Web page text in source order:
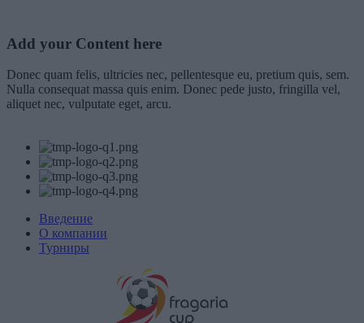
Add your Content here
Donec quam felis, ultricies nec, pellentesque eu, pretium quis, sem.
Nulla consequat massa quis enim. Donec pede justo, fringilla vel,
aliquet nec, vulputate eget, arcu.
Введение
О компании
Турниры